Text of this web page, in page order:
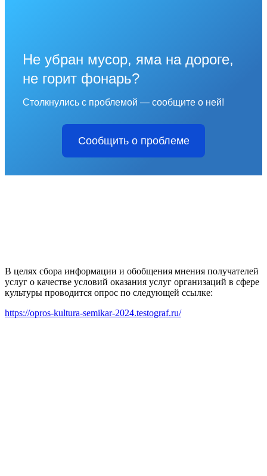
Не убран мусор, яма на дороге,
не горит фонарь?
Столкнулись с проблемой — сообщите о ней!
Сообщить о проблеме
В целях сбора информации и обобщения мнения получателей
услуг о качестве условий оказания услуг организаций в сфере
культуры проводится опрос по следующей ссылке:
https://opros-kultura-semikar-2024.testograf.ru/